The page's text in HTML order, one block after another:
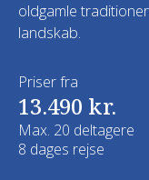
oldgamle
landskab.
Priser fra
13.490 kr.
Max. 20 deltagere
8 dages rejse